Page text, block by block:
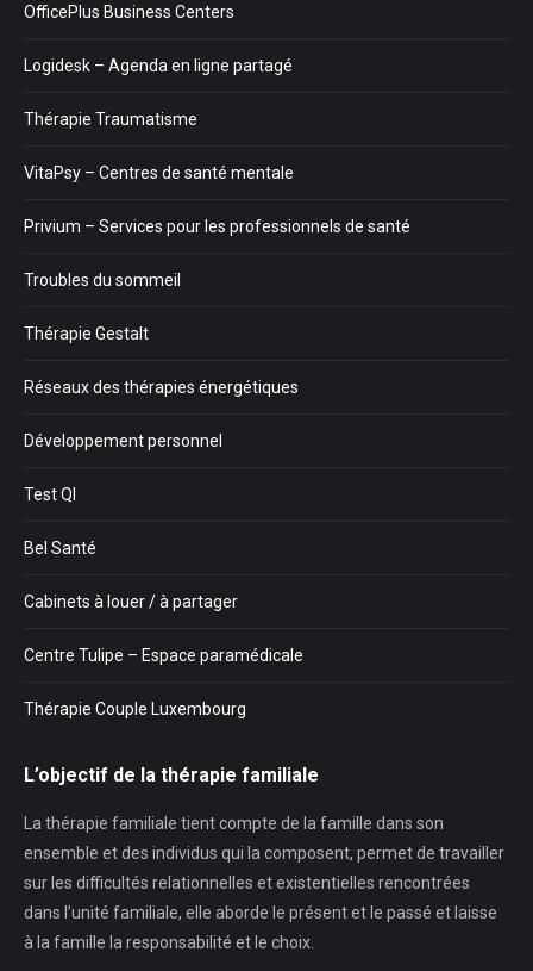
OfficePlus Business Centers
Logidesk – Agenda en ligne partagé
Thérapie Traumatisme
VitaPsy – Centres de santé mentale
Privium – Services pour les professionnels de santé
Troubles du sommeil
Thérapie Gestalt
Réseaux des thérapies énergétiques
Développement personnel
Test QI
Bel Santé
Cabinets à louer / à partager
Centre Tulipe – Espace paramédicale
Thérapie Couple Luxembourg
L’objectif de la thérapie familiale
La thérapie familiale tient compte de la famille dans son
ensemble et des individus qui la composent, permet de travailler
sur les difficultés relationnelles et existentielles rencontrées
dans l’unité familiale, elle aborde le présent et le passé et laisse
à la famille la responsabilité et le choix.